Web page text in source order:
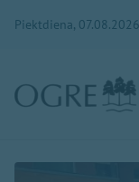
Piektdiena,